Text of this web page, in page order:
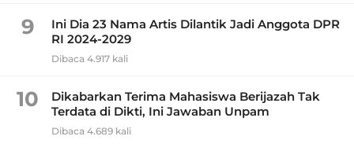
9
Ini Dia 23 Nama Artis Dilantik Jadi Anggota DPR
RI 2024-2029
Dibaca 4.917 kali
10
Dikabarkan Terima Mahasiswa Berijazah Tak
Terdata di Dikti, Ini Jawaban Unpam
Dibaca 4.689 kali